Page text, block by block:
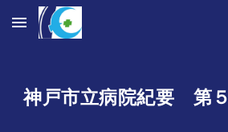
Skip to main content
神戸市立病院紀要 第５